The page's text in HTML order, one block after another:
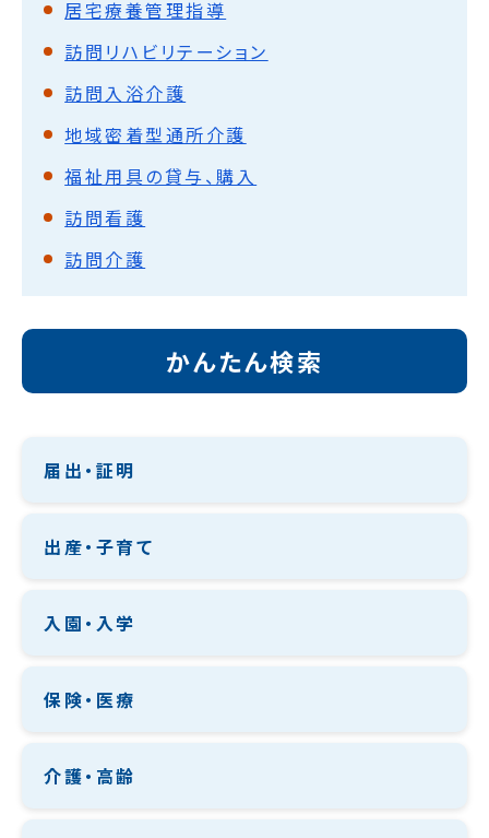
居宅療養管理指導
訪問リハビリテーション
訪問入浴介護
地域密着型通所介護
福祉用具の貸与、購入
訪問看護
訪問介護
かんたん検索
届出・証明
出産・子育て
入園・入学
保険・医療
介護・高齢